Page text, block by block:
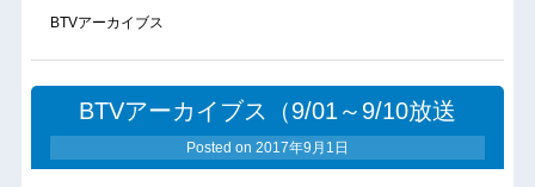
BTVアーカイブス
BTVアーカイブス（9/01～9/10放送
Posted on 2017年9月1日